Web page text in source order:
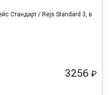
Стандарт / Rejs Standard 3, в
3256 ₽